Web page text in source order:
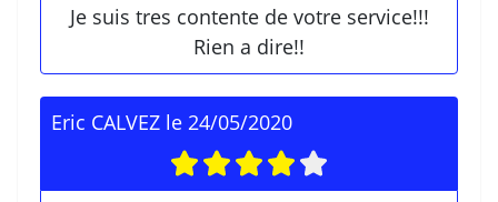
Je suis tres contente de votre service!!!
Rien a dire!!
Eric CALVEZ le 24/05/2020